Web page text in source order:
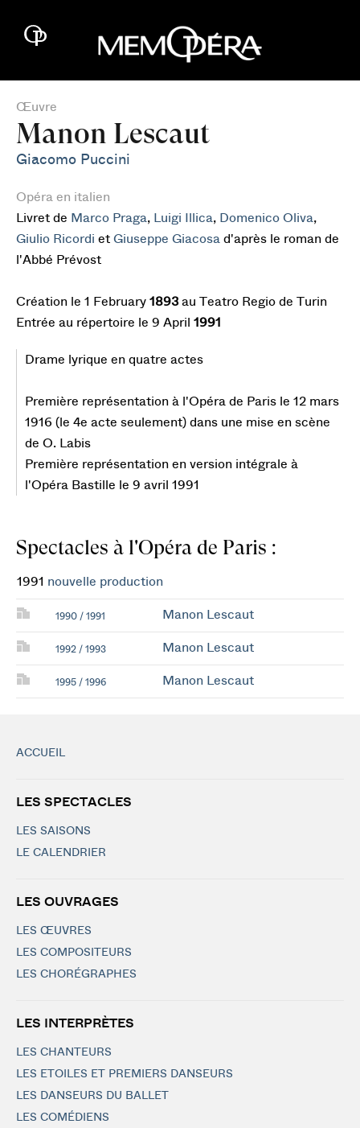
Œuvre
Manon Lescaut
Giacomo Puccini
Opéra en italien
Livret de Marco Praga, Luigi Illica, Domenico Oliva,
Giulio Ricordi et Giuseppe Giacosa d'après le roman de
l'Abbé Prévost
Création le 1 February 1893 au Teatro Regio de Turin
Entrée au répertoire le 9 April 1991
Drame lyrique en quatre actes
Première représentation à l'Opéra de Paris le 12 mars
1916 (le 4e acte seulement) dans une mise en scène
de O. Labis
Première représentation en version intégrale à
l'Opéra Bastille le 9 avril 1991
Spectacles à l'Opéra de Paris :
1991 nouvelle production
1990 / 1991 Manon Lescaut
1992 / 1993 Manon Lescaut
1995 / 1996 Manon Lescaut
ACCUEIL
LES SPECTACLES
LES SAISONS
LE CALENDRIER
LES OUVRAGES
LES ŒUVRES
LES COMPOSITEURS
LES CHORÉGRAPHES
LES INTERPRÈTES
LES CHANTEURS
LES ETOILES ET PREMIERS DANSEURS
LES DANSEURS DU BALLET
LES COMÉDIENS